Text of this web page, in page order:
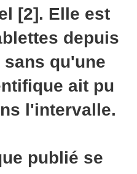
[2]. Elle est
depuis
qu'une
ait pu
l'intervalle.
publié se